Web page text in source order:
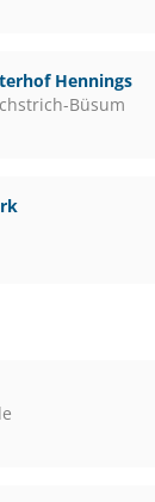
Hennings
Büsum